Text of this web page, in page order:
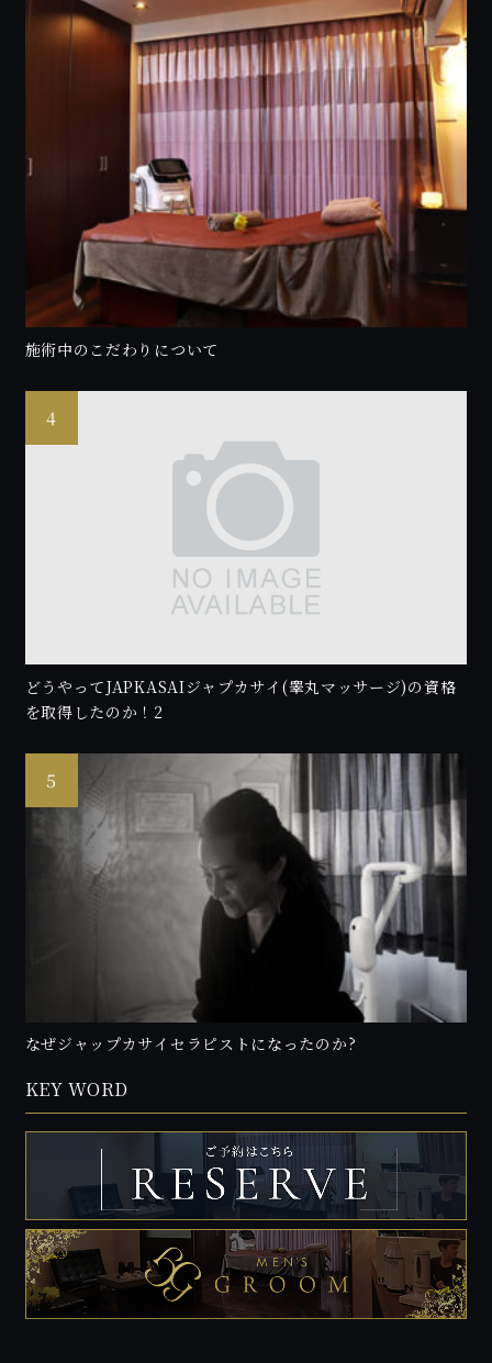
施術中のこだわりについて
どうやってJAPKASAIジャプカサイ(睾丸マッサージ)の資格
を取得したのか！2
なぜジャップカサイセラピストになったのか?
KEY WORD